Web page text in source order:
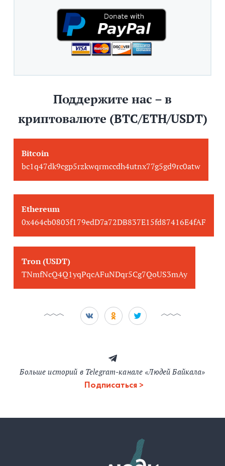
Поддержите нас – в
криптовалюте (BTC/ETH/USDT)
Bitcoin
bc1q47dk9cgp5rzkwqrmccdh4utnx77g5gd9rc0atw
Ethereum
0x464cb0803f179edD7a72DB837E15fd87416E4fAF
Tron (USDT)
TNmfNcQ4Q1yqPqcAFuNDqr5Cg7QoUS3mAy
Больше историй в Telegram-канале «Людей Байкала»
Подписаться